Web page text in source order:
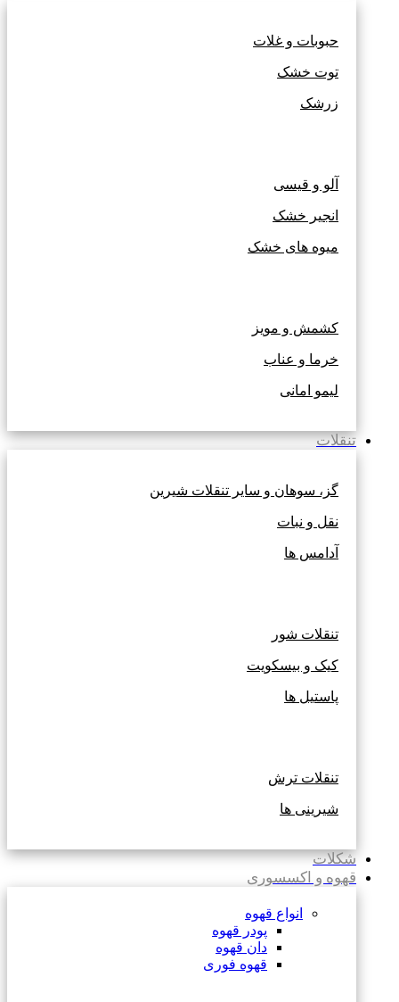
حبوبات و غلات
توت خشک
زرشک
آلو و قیسی
انجیر خشک
میوه های خشک
کشمش و مویز
خرما و عناب
لیمو امانی
تنقلات
گز، سوهان و سایر تنقلات شیرین
نقل و نبات
آدامس ها
تنقلات شور
کیک و بیسکویت
پاستیل ها
تنقلات ترش
شیرینی ها
شکلات
قهوه و اکسسوری
انواع قهوه
پودر قهوه
دان قهوه
قهوه فوری